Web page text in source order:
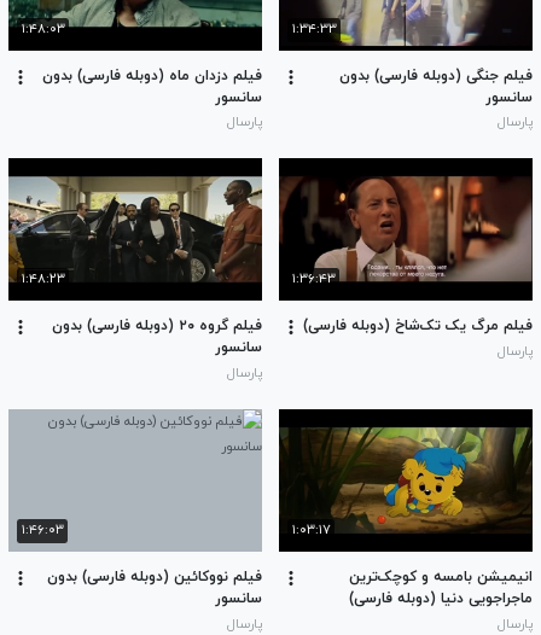
۱:۳۴:۳۳
فیلم جنگی (دوبله فارسی) بدون
سانسور
پارسال
۱:۴۸:۰۳
فیلم دزدان ماه (دوبله فارسی) بدون
سانسور
پارسال
۱:۳۶:۴۳
فیلم مرگ یک تک‌شاخ (دوبله فارسی)
پارسال
۱:۴۸:۲۳
فیلم گروه ۲۰ (دوبله فارسی) بدون
سانسور
پارسال
۱:۰۳:۱۷
انیمیشن بامسه و کوچک‌ترین
ماجراجویی دنیا (دوبله فارسی)
پارسال
۱:۴۶:۰۳
فیلم نووکائین (دوبله فارسی) بدون
سانسور
پارسال